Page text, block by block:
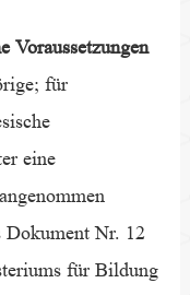
Voraussetzungen
für
eine
Dokument Nr. 12
für Bildung